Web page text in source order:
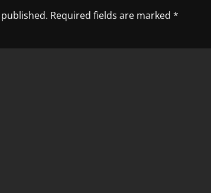
Required fields are marked *